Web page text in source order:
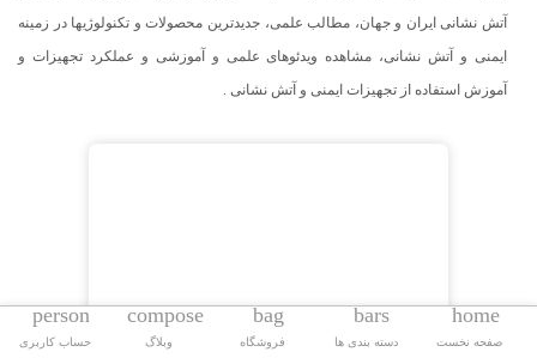
home
صفحه نخست
bars
دسته بندی ها
bag
فروشگاه
compose
وبلاگ
person
حساب کاربری
آتش نشانی ایران و جهان، مطالب علمی، جدیدترین محصولات و تکنولوژیها در زمینه
ایمنی و آتش نشانی، مشاهده ویدئوهای علمی و آموزشی و عملکرد تجهیزات و
آموزش استفاده از تجهیزات ایمنی و آتش نشانی .